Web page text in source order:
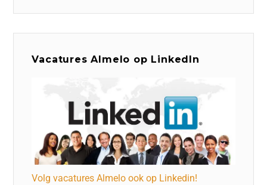
Vacatures Almelo op LinkedIn
Volg vacatures Almelo ook op Linkedin!